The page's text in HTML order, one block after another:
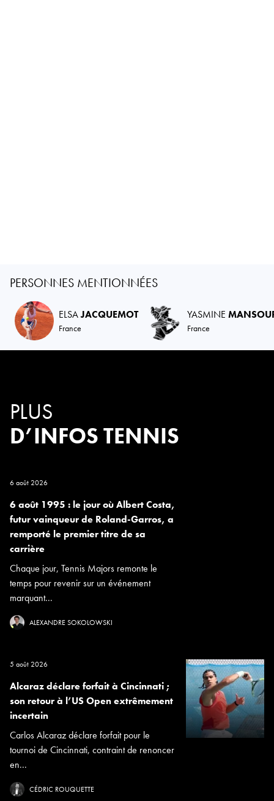
PERSONNES MENTIONNÉES
ELSAJACQUEMOT
France
YASMINE
France
PLUS
D’INFOS TENNIS
6 août 2026
6 août 1995 : le jour où Albert Costa,
futur vainqueur de Roland-Garros, a
remporté le premier titre de sa
carrière
Chaque jour, Tennis Majors remonte le
temps pour revenir sur un événement
marquant...
ALEXANDRE SOKOLOWSKI
5 août 2026
Alcaraz déclare forfait à Cincinnati ;
son retour à l’US Open extrêmement
incertain
Carlos Alcaraz déclare forfait pour le
tournoi de Cincinnati, contraint de renoncer
en...
CÉDRIC ROUQUETTE